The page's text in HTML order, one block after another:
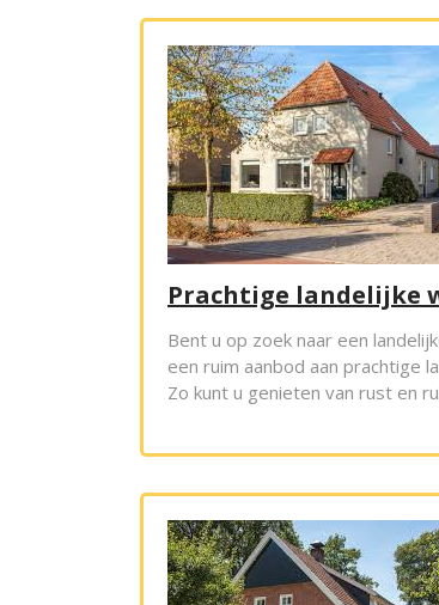
Prachtige landelijke
Bent u op zoek naar een
een ruim aanbod aan prachtige
Zo kunt u genieten van rust en